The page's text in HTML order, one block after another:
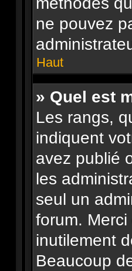
ne pouvez
Haut
» Quel est
Les rangs,
indiquent
avez publié
les
seul un
forum.
inutilement
Beaucoup